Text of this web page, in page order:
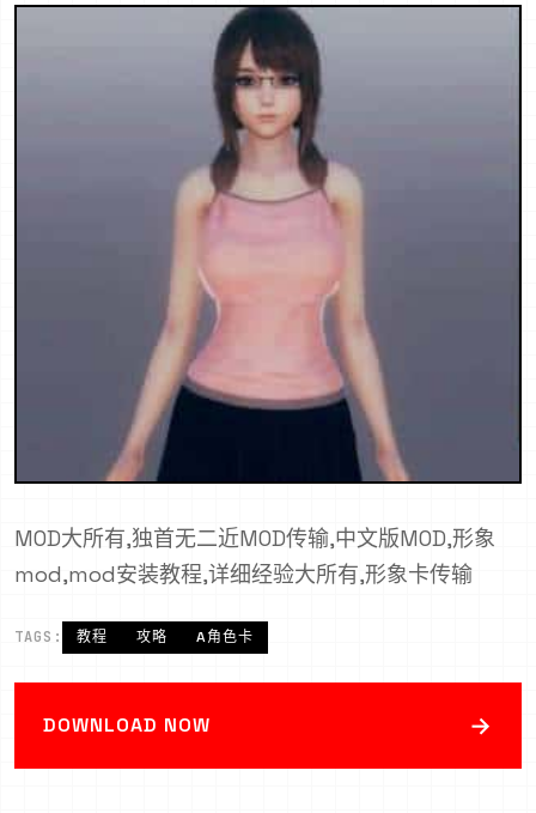
MOD大所有,独首无二近MOD传输,中文版MOD,形象
mod,mod安装教程,详细经验大所有,形象卡传输
TAGS: 教程 攻略 A角色卡
DOWNLOAD NOW →